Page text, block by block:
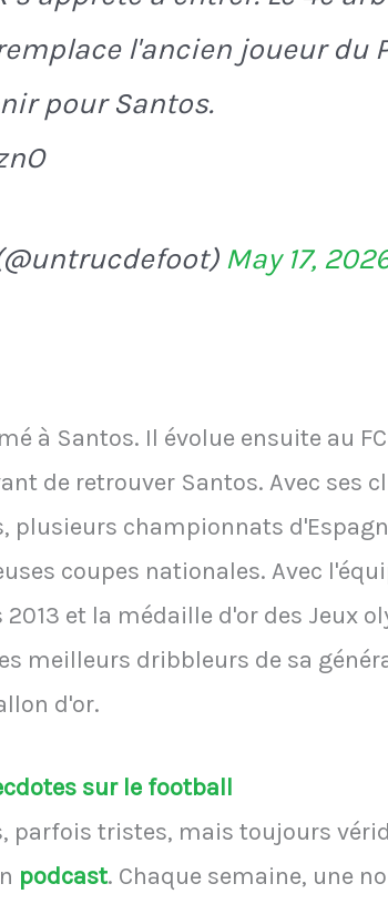
l'ancien joueur du
pour Santos.
(@untrucdefoot) May 17,
à Santos. Il évolue ensuite au
de retrouver Santos. Avec ses
championnats
coupes nationales. Avec
et la médaille d'or des Jeux
meilleurs dribbleurs de sa
d'or.
sur le football
parfois tristes, mais toujours
podcast. Chaque semaine, une